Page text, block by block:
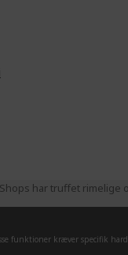
har truffet
funktioner kræver specifik